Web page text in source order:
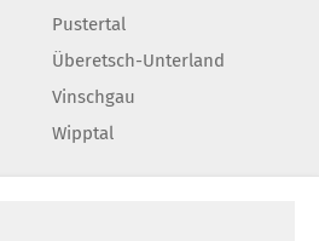
Pustertal
Überetsch-Unterland
Vinschgau
Wipptal